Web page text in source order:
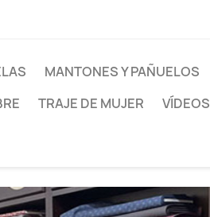
MANTONES Y PAÑUELOS
TRAJE DE MUJER VÍDEOS